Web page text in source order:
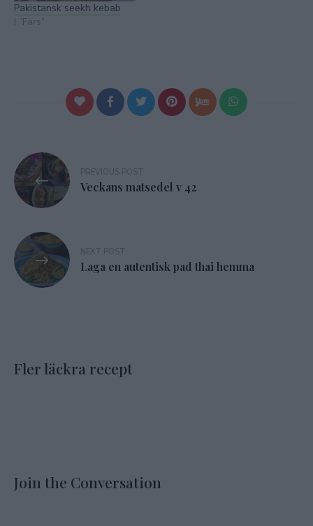
Pakistansk seekh kebab
I ”Färs”
Inläggsnavigering
Veckans matsedel v 42
Laga en autentisk pad thai hemma
Fler läckra recept
Join the Conversation